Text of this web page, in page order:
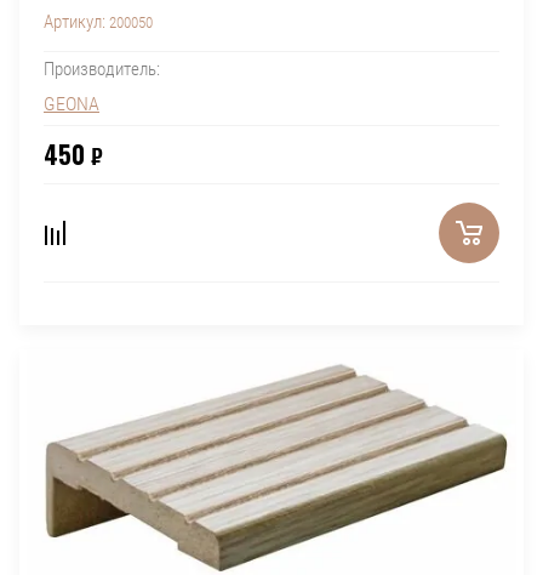
Артикул: 200050
Производитель:
GEONA
450 ₽